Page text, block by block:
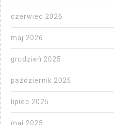
czerwiec 2026
maj 2026
grudzień 2025
październik 2025
lipiec 2025
maj 2025